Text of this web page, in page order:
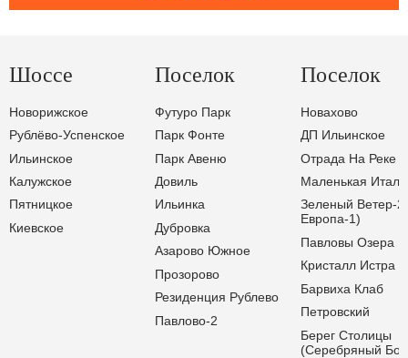
Шоссе
Новорижское
Рублёво-Успенское
Ильинское
Калужское
Пятницкое
Киевское
Поселок
Футуро Парк
Парк Фонте
Парк Авеню
Довиль
Ильинка
Дубровка
Азарово Южное
Прозорово
Резиденция Рублево
Павлово-2
Поселок
Новахово
ДП Ильинское
Отрада На Реке
Маленькая
Зеленый Ветер-
Европа-1)
Павловы Озера
Кристалл Истра
Барвиха Клаб
Петровский
Берег Столицы
(Серебряный